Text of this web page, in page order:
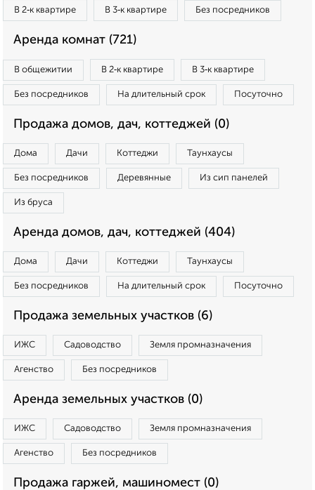
В 2‑к квартире В 3‑к квартире Без посредников
Аренда комнат (721)
В общежитии В 2‑к квартире В 3‑к квартире
Без посредников На длительный срок Посуточно
Продажа домов, дач, коттеджей (0)
Дома Дачи Коттеджи Таунхаусы
Без посредников Деревянные Из сип панелей
Из бруса
Аренда домов, дач, коттеджей (404)
Дома Дачи Коттеджи Таунхаусы
Без посредников На длительный срок Посуточно
Продажа земельных участков (6)
ИЖС Садоводство Земля промназначения
Агенство Без посредников
Аренда земельных участков (0)
ИЖС Садоводство Земля промназначения
Агенство Без посредников
Продажа гаржей, машиномест (0)